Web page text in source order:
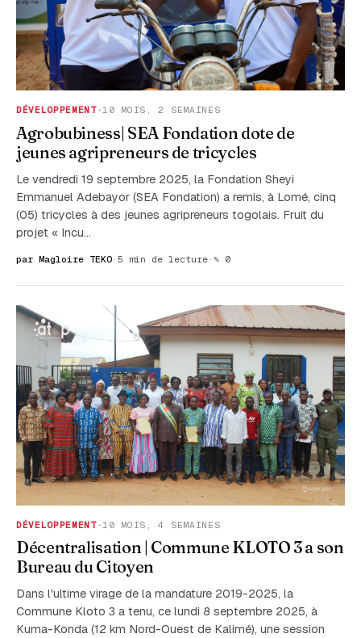
DÉVELOPPEMENT·10 MOIS, 2 SEMAINES
Agrobubiness| SEA Fondation dote de
jeunes agripreneurs de tricycles
Le vendredi 19 septembre 2025, la Fondation Sheyi
Emmanuel Adebayor (SEA Fondation) a remis, à Lomé, cinq
(05) tricycles à des jeunes agripreneurs togolais. Fruit du
projet « Incu…
par Magloire TEKO · 5 min de lecture · ✎ 0
DÉVELOPPEMENT· 10 MOIS, 4 SEMAINES
Décentralisation | Commune KLOTO 3 a son
Bureau du Citoyen
Dans l'ultime virage de la mandature 2019-2025, la
Commune Kloto 3 a tenu, ce lundi 8 septembre 2025, à
Kuma-Konda (12 km Nord-Ouest de Kalimé), une session